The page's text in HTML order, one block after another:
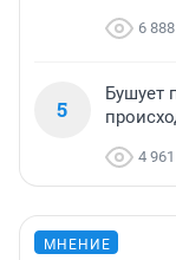
6 888
5
Бушует
4 961
МНЕНИЕ